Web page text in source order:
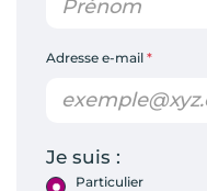
Adresse e-mail *
Je suis :
Particulier